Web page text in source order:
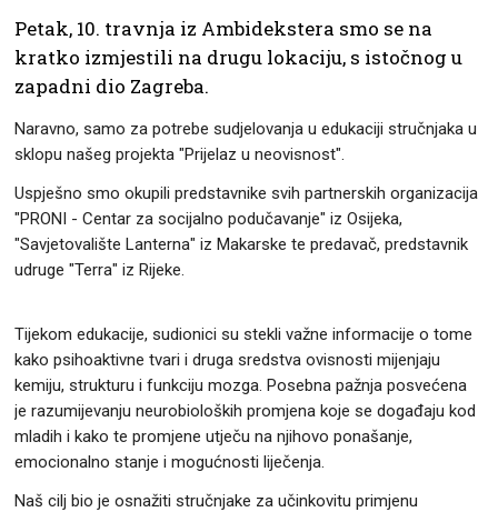
Petak, 10. travnja iz Ambidekstera smo se na
kratko izmjestili na drugu lokaciju, s istočnog u
zapadni dio Zagreba.
Naravno, samo za potrebe sudjelovanja u edukaciji stručnjaka u
sklopu našeg projekta "Prijelaz u neovisnost".
Uspješno smo okupili predstavnike svih partnerskih organizacija
"PRONI - Centar za socijalno podučavanje"iz Osijeka,
"Savjetovalište Lanterna" iz Makarske te predavač, predstavnik
udruge "Terra" iz Rijeke.
Tijekom edukacije, sudionici su stekli važne informacije o tome
kako psihoaktivne tvari i druga sredstva ovisnosti mijenjaju
kemiju, strukturu i funkciju mozga. Posebna pažnja posvećena
je razumijevanju neurobioloških promjena koje se događaju kod
mladih i kako te promjene utječu na njihovo ponašanje,
emocionalno stanje i mogućnosti liječenja.
Naš cilj bio je osnažiti stručnjake za učinkovitu primjenu